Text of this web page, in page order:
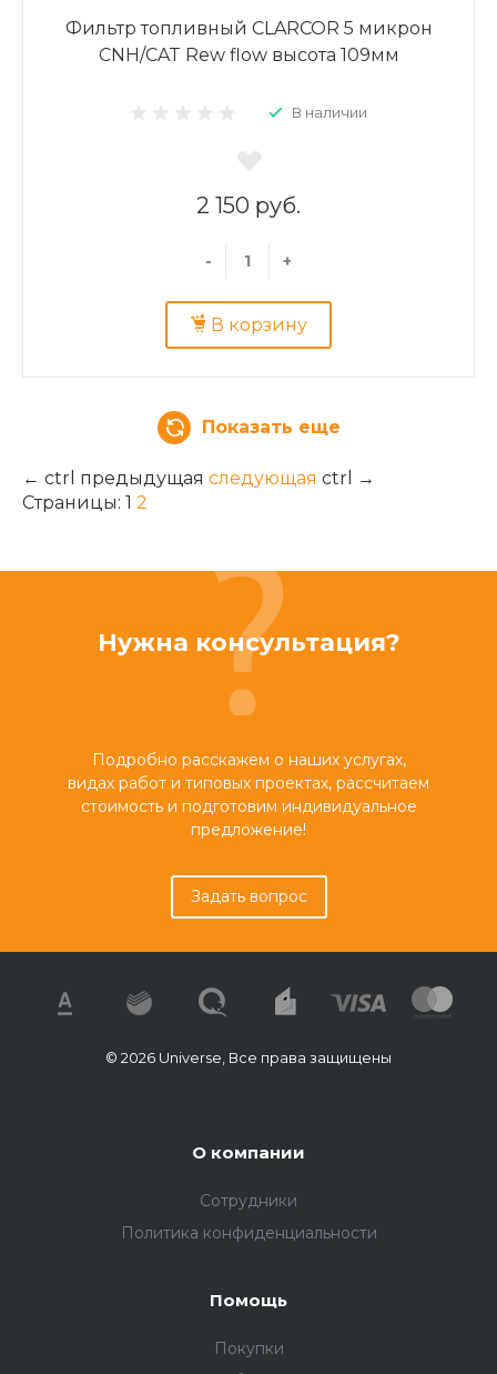
Фильтр топливный CLARCOR 5 микрон
CNH/CAT Rew flow высота 109мм
В наличии
2 150 руб.
- +
В корзину
Показать еще
← ctrl предыдущая следующая ctrl
→
Страницы: 1 2
Нужна консультация?
Подробно расскажем о наших услугах,
видах работ и типовых проектах, рассчитаем
стоимость и подготовим индивидуальное
предложение!
Задать вопрос
© 2026 Universe, Все права защищены
О компании
Сотрудники
Политика конфиденциальности
Помощь
Покупки